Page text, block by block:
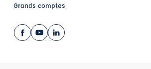
Grands comptes
Facebook (nouvelle fenêtre)
YouTube (nouvelle fenêtre)
LinkedIn (nouvelle fenêtre)